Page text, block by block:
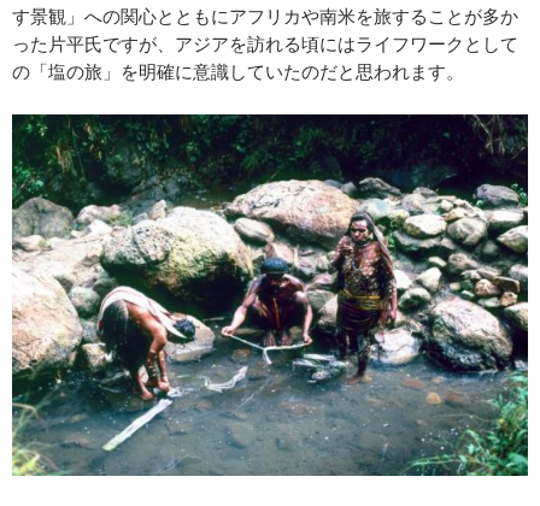
す景観」への関心とともにアフリカや南米を旅することが多か
った片平氏ですが、アジアを訪れる頃にはライフワークとして
の「塩の旅」を明確に意識していたのだと思われます。